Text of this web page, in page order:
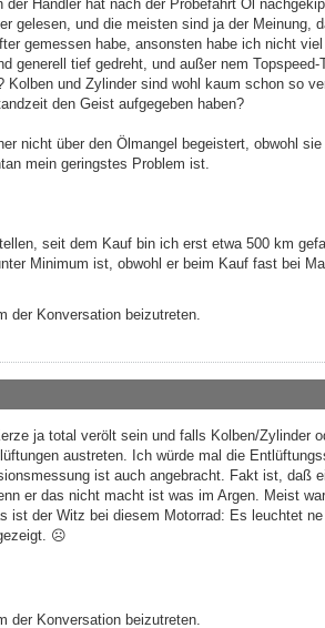
Händler hat nach der Probefahrt Öl
gelesen, und die meisten sind ja der Meinung,
gemessen habe, ansonsten habe ich nicht
generell tief gedreht, und außer nem
Kolben und Zylinder sind wohl kaum schon so
den Geist aufgegeben haben?
nicht über den Ölmangel begeistert, obwohl
mein geringstes Problem ist.
seit dem Kauf bin ich erst etwa 500 km
Minimum ist, obwohl er beim Kauf fast bei
der Konversation beizutreten.
ja total verölt sein und falls Kolben/Zylinder
austreten. Ich würde mal die
ist auch angebracht. Fakt ist, daß
er das nicht macht ist was im Argen. Meist
ist der Witz bei diesem Motorrad: Es leuchtet
☹️
der Konversation beizutreten.